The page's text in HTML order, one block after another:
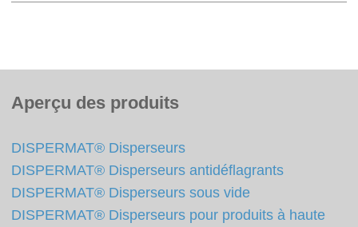
Aperçu des produits
DISPERMAT® Disperseurs
DISPERMAT® Disperseurs antidéflagrants
DISPERMAT® Disperseurs sous vide
DISPERMAT® Disperseurs pour produits à haute